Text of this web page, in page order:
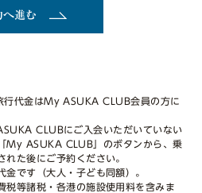
へ進む
代金はMy ASUKA CLUB会員の方に
CLUBにご入会いただいていない
My ASUKA CLUB」のボタンから、乗
た後にご予約ください。
です（大人・子ども同額）。
等諸税・各港の施設使用料を含みま